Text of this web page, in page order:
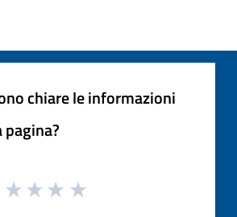
chiare le informazioni
pagina?